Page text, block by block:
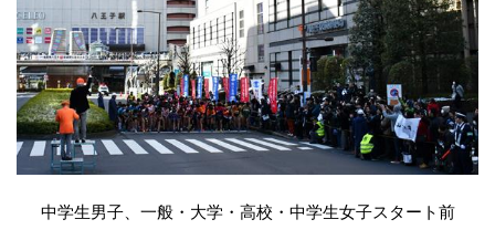
中学生男子、一般・大学・高校・中学生女子スタート前